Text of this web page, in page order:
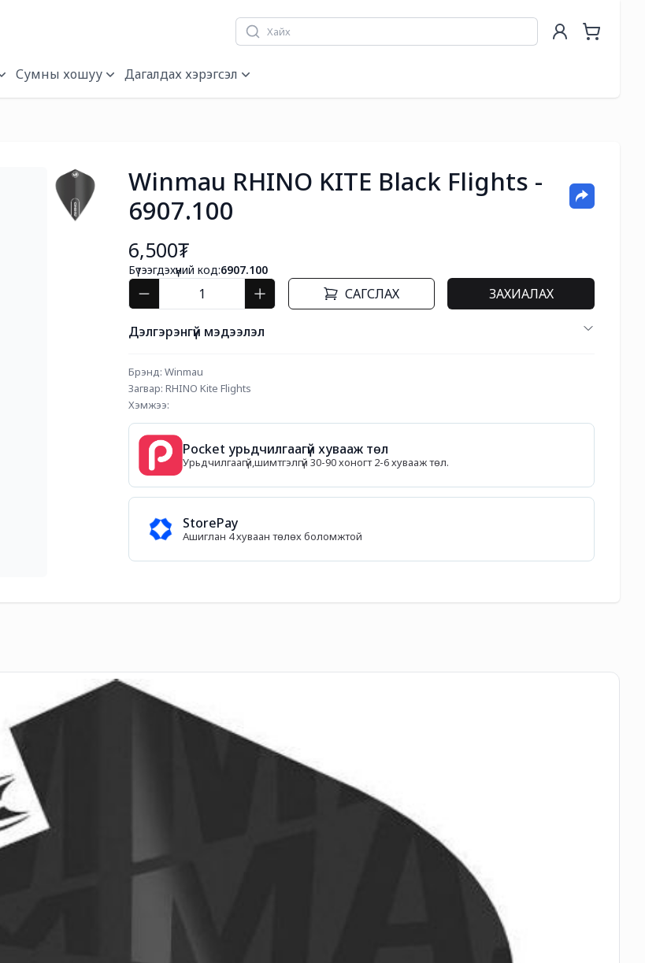
Сумны хошуу Дагалдах хэрэгсэл
Winmau RHINO KITE Black Flights -
6907.100
6,500₮
Бүтээгдэхүүний код:6907.100
САГСЛАХ ЗАХИАЛАХ
Дэлгэрэнгүй мэдээлэл
Брэнд: Winmau
Загвар: RHINO Kite Flights
Хэмжээ:
Pocket урьдчилгаагүй хувааж төл
Урьдчилгаагүй,шимтгэлгүй 30-90 хоногт 2-6 хувааж төл.
StorePay
Ашиглан 4 хуваан төлөх боломжтой